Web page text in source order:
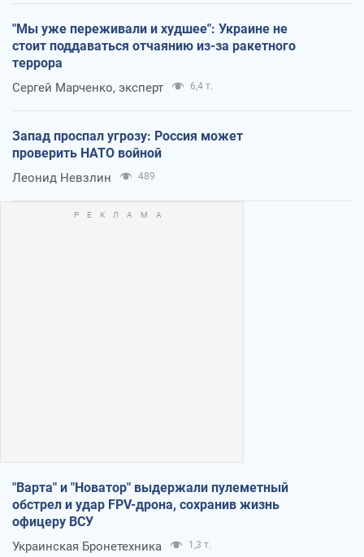
"Мы уже переживали и худшее": Украине не
стоит поддаваться отчаянию из-за ракетного
террора
Сергей Марченко, эксперт 6,4 т.
Запад проспал угрозу: Россия может
проверить НАТО войной
Леонид Невзлин 489
"Варта" и "Новатор" выдержали пулеметный
обстрел и удар FPV-дрона, сохранив жизнь
офицеру ВСУ
Украинская Бронетехника 1,3 т.